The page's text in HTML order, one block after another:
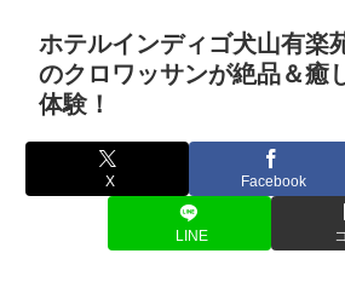
ホテルインディゴ犬山有楽
のクロワッサンが絶品＆癒
体験！
X Facebook
LINE